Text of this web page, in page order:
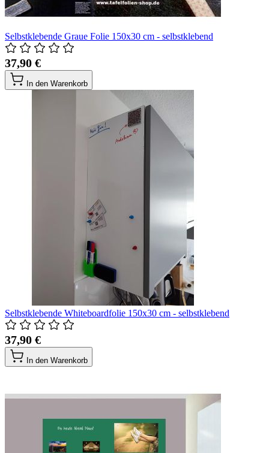
Selbstklebende Graue Folie 150x30 cm - selbstklebend
37,90 €
In den Warenkorb
Selbstklebende Whiteboardfolie 150x30 cm - selbstklebend
37,90 €
In den Warenkorb